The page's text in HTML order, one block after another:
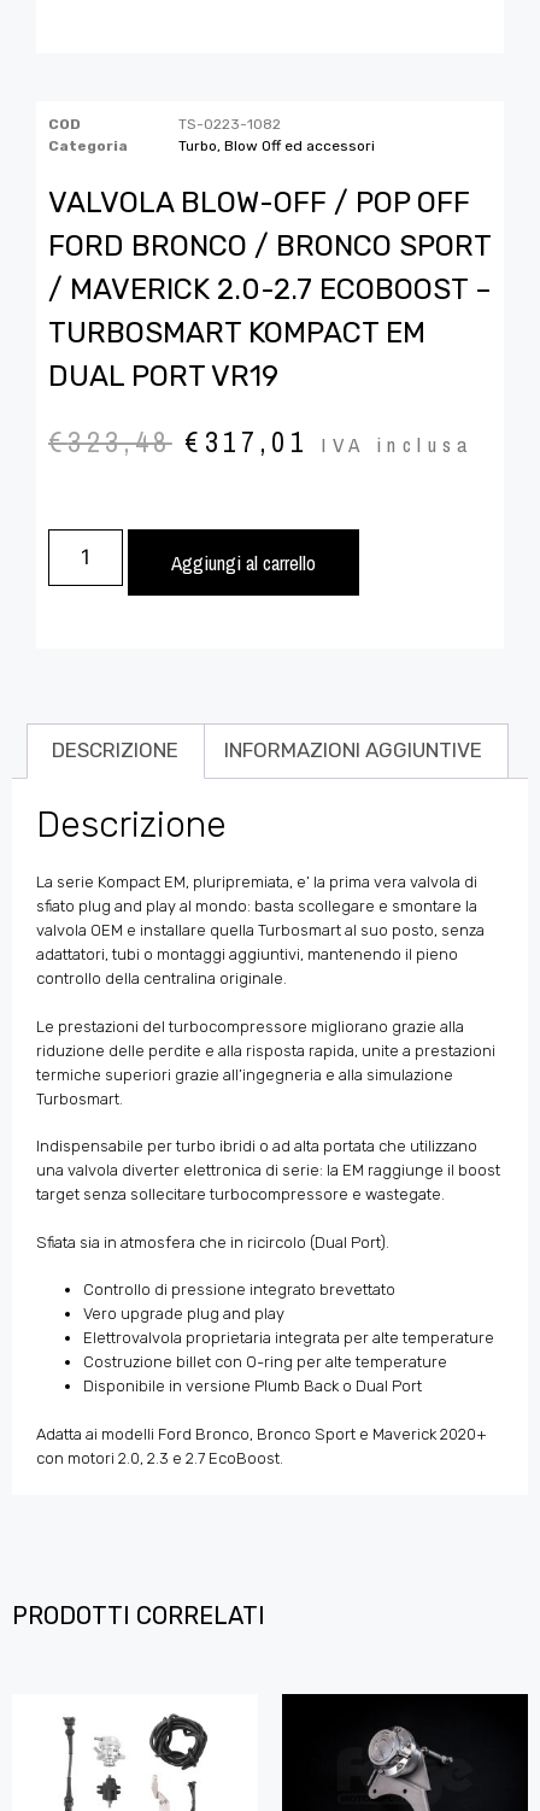
COD
TS-0223-1082
Categoria
Turbo, Blow Off ed accessori
VALVOLA BLOW-OFF / POP OFF
FORD BRONCO / BRONCO SPORT
/ MAVERICK 2.0-2.7 ECOBOOST –
TURBOSMART KOMPACT EM
DUAL PORT VR19
€323,48 € 317,01 IVA inclusa
Aggiungi al carrello
DESCRIZIONE INFORMAZIONI AGGIUNTIVE
Descrizione
La serie Kompact EM, pluripremiata, e’ la prima vera valvola di
sfiato plug and play al mondo: basta scollegare e smontare la
valvola OEM e installare quella Turbosmart al suo posto, senza
adattatori, tubi o montaggi aggiuntivi, mantenendo il pieno
controllo della centralina originale.
Le prestazioni del turbocompressore migliorano grazie alla
riduzione delle perdite e alla risposta rapida, unite a prestazioni
termiche superiori grazie all’ingegneria e alla simulazione
Turbosmart.
Indispensabile per turbo ibridi o ad alta portata che utilizzano
una valvola diverter elettronica di serie: la EM raggiunge il boost
target senza sollecitare turbocompressore e wastegate.
Sfiata sia in atmosfera che in ricircolo (Dual Port).
Controllo di pressione integrato brevettato
Vero upgrade plug and play
Elettrovalvola proprietaria integrata per alte temperature
Costruzione billet con O-ring per alte temperature
Disponibile in versione Plumb Back o Dual Port
Adatta ai modelli Ford Bronco, Bronco Sport e Maverick 2020+
con motori 2.0, 2.3 e 2.7 EcoBoost.
PRODOTTI CORRELATI